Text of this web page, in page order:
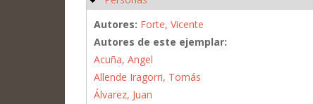
Autores: Forte, Vicente
Autores de este ejemplar:
Acuña, Angel
Allende Iragorri, Tomás
Álvarez, Juan